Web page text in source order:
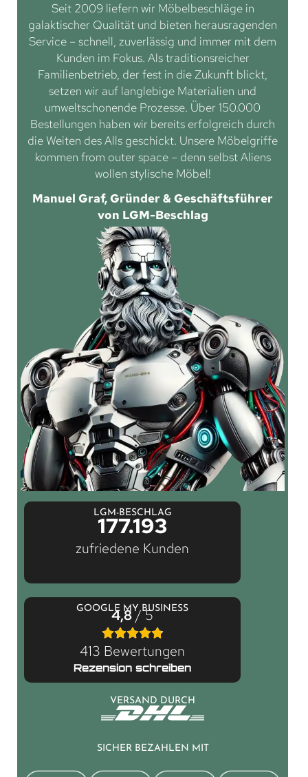
Seit 2009 liefern wir Möbelbeschläge in
galaktischer Qualität und bieten herausragenden
Service – schnell, zuverlässig und immer mit dem
Kunden im Fokus. Als traditionsreicher
Familienbetrieb, der fest in die Zukunft blickt,
setzen wir auf langlebige Materialien und
umweltschonende Prozesse. Über 150.000
Bestellungen haben wir bereits erfolgreich durch
die Weiten des Alls geschickt. Unsere Möbelgriffe
kommen from outer space – denn selbst Aliens
wollen stylische Möbel!
Manuel Graf, Gründer & Geschäftsführer
von LGM-Beschlag
LGM-BESCHLAG
177.193
zufriedene Kunden
GOOGLE MY BUSINESS
4,8/ 5
413 Bewertungen
Rezension schreiben
VERSAND DURCH
SICHER BEZAHLEN MIT